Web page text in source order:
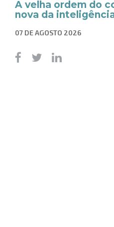
A velha ordem do
nova da
07 DE AGOSTO 2026